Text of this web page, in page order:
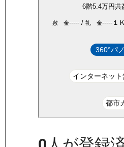
6階5.4万円共
敷 金-----/ 礼 金-----１Ｋ
360°パ
インターネッ
都市